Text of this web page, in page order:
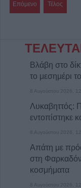
Επόμενο Τέλος
Βλάβη στο
το μεσημέρι
8 Αυγούστου 2026,
Λυκαβηττός:
εντοπίστηκε
8 Αυγούστου 2026,
Απάτη με
στη
κοσμήματα
8 Αυγούστου 2026,